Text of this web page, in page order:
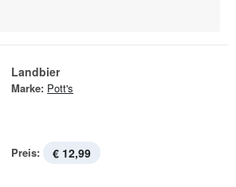
Landbier
Marke: Pott's
Preis: € 12,99